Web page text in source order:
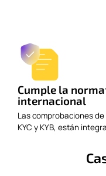
Cumple la
internacional
Las comprobaciones
KYC y KYB, están